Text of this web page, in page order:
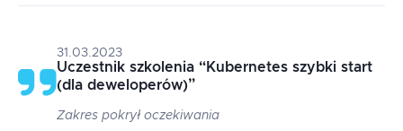
31.03.2023
Uczestnik szkolenia “Kubernetes szybki start
(dla deweloperów)”
Zakres pokrył oczekiwania